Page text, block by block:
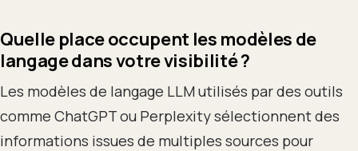
Quelle place occupent les modèles de
langage dans votre visibilité ?
Les modèles de langage LLM utilisés par des outils
comme ChatGPT ou Perplexity sélectionnent des
informations issues de multiples sources pour